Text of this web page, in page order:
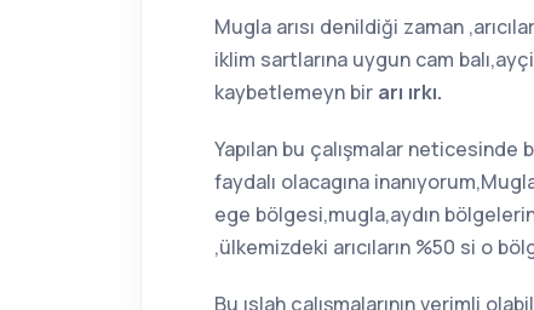
Mugla arısı denildiği zaman
iklim sartlarına uygun cam
kaybetlemeyn bir arı ırkı.
Yapılan bu çalışmalar neticesinde
faydalı olacagına
ege bölgesi,mugla,aydın
,ülkemizdeki arıcıların %50 si o
Bu ıslah çalışmalarının verimli